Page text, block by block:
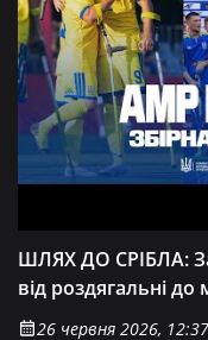
ШЛЯХ ДО СРІБЛА:
від роздягальні
26 червня 2026, 12:37